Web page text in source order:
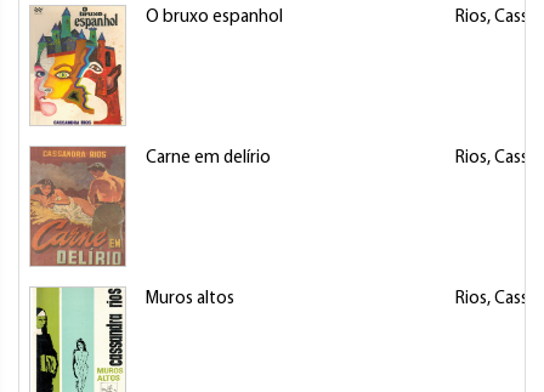
O bruxo espanhol Rios,
Carne em delírio Rios,
Muros altos Rios,